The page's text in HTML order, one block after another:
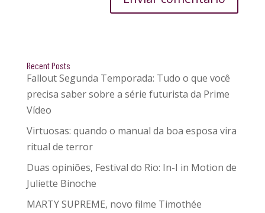
Recent Posts
Fallout Segunda Temporada: Tudo o que você
precisa saber sobre a série futurista da Prime
Vídeo
Virtuosas: quando o manual da boa esposa vira
ritual de terror
Duas opiniões, Festival do Rio: In-I in Motion de
Juliette Binoche
MARTY SUPREME, novo filme Timothée